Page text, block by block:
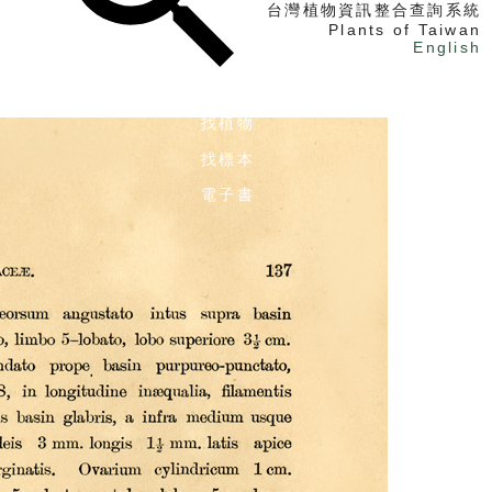
台灣植物資訊整合查詢系統
Plants of Taiwan
English
找植物
找標本
電子書